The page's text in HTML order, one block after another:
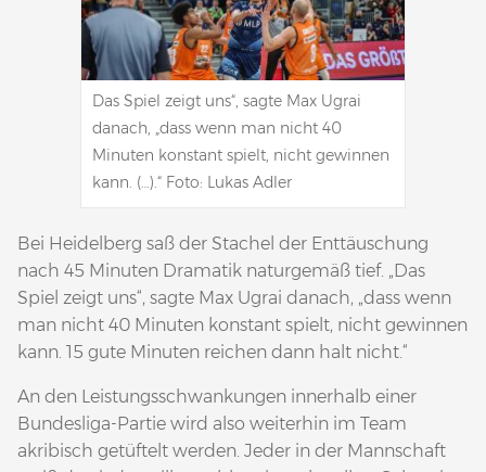
Das Spiel zeigt uns“, sagte Max Ugrai
danach, „dass wenn man nicht 40
Minuten konstant spielt, nicht gewinnen
kann. (…).“ Foto: Lukas Adler
Bei Heidelberg saß der Stachel der Enttäuschung
nach 45 Minuten Dramatik naturgemäß tief. „Das
Spiel zeigt uns“, sagte Max Ugrai danach, „dass wenn
man nicht 40 Minuten konstant spielt, nicht gewinnen
kann. 15 gute Minuten reichen dann halt nicht.“
An den Leistungsschwankungen innerhalb einer
Bundesliga-Partie wird also weiterhin im Team
akribisch getüftelt werden. Jeder in der Mannschaft